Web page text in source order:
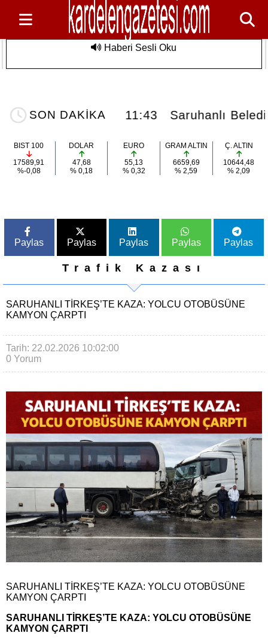
Haberi Sesli Oku
SON DAKİKA
vefat... 11:43 Saruhanlı
BIST 100
17589,91
%-0,08
DOLAR
47,68
% 0,18
EURO
55,13
% 0,32
GRAM ALTIN
6659,69
% 2,59
Ç. ALTIN
10644,48
% 2,09
Paylas Paylas Paylas Paylas Paylas
Trafik Kazası
SARUHANLI TİRKEŞ’TE KAZA: YOLCU OTOBÜSÜNE
KAMYON ÇARPTI
Tarih: 22.02.2026 10:02:00
0 Yorum
SARUHANLI TİRKEŞ’TE KAZA: YOLCU OTOBÜSÜNE
KAMYON ÇARPTI
SARUHANLI TİRKEŞ’TE KAZA: YOLCU OTOBÜSÜNE
KAMYON ÇARPTI